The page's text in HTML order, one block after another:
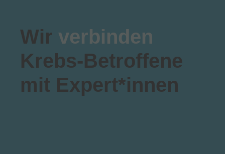
Wir verbinden
Krebs-Betroffene
mit Expert*innen